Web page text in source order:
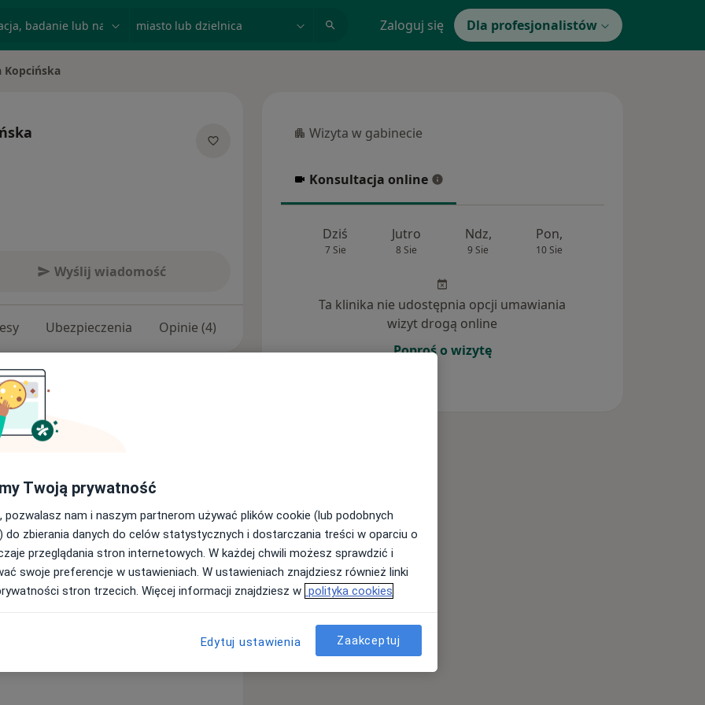
Zaloguj się Dla profesjonalistów
Kopcińska
Wyślij wiadomość
Ubezpieczenia Opinie (4)
Lekarski Uniwersytetu Medycznego
chorób wewnętrznych. W 2020
Od 2017 roku pracuję w II
Nefrologii Szpitala Bielańskiego.
chorób narządów
w wielu konferencjach,
wewnętrznych oraz nefrologii.
Wizyta w gabinecie
Wizyta w gabinecie
Konsultacja online
Konsultacja online
Dziś
7 Sie
Jutro
8 Sie
Ndz,
9 Sie
Pon,
10 Sie
Ta klinika nie udostępnia opcji umawiania
wizyt drogą online
Poproś o wizytę
Twoją prywatność
pozwalasz nam i naszym partnerom używać plików cookie (lub podobnych
do zbierania danych do celów statystycznych i dostarczania treści w oparciu o
przeglądania stron internetowych. W każdej chwili możesz sprawdzić i
swoje preferencje w ustawieniach. W ustawieniach znajdziesz również linki
stron trzecich. Więcej informacji znajdziesz w polityka cookies
Edytuj ustawienia Zaakceptuj